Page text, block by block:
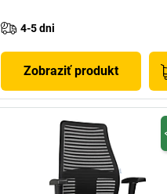
4-5 dni
Zobraziť produkt